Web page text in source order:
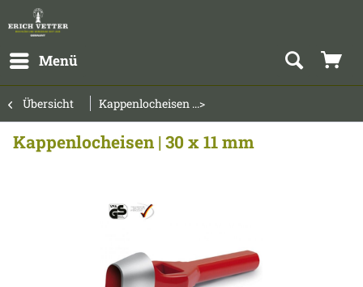
Menü
Übersicht Kappenlocheisen ...>
Kappenlocheisen | 30 x 11 mm